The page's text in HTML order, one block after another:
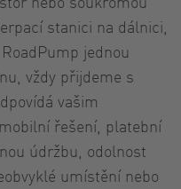
stanici na dálnici,
jednou
vždy přijdeme s
vašim
řešení, platební
údržbu, odolnost
umístění nebo